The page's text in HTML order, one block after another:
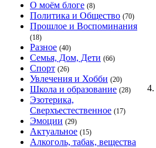
О моём блоге (8)
Политика и Общество (70)
Прошлое и Воспоминания
(18)
Разное (40)
Семья, Дом, Дети (66)
Спорт (26)
Увлечения и Хобби (20)
Школа и образование (28)
Эзотерика,
Сверхъестественное (17)
Эмоции (29)
Актуальное (15)
Алкоголь, табак, вещества
4.